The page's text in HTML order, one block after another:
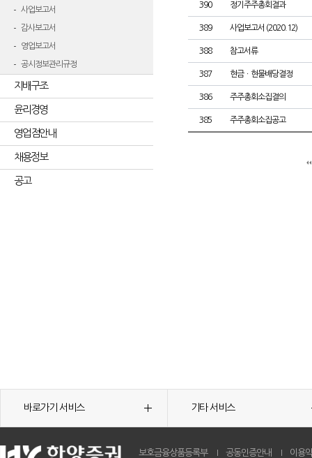
사업보고서
감사보고서
영업보고서
공시정보관리규정
지배구조
윤리경영
영업점안내
채용정보
공고
390 정기주주총회결과
389 사업보고서 (2020.12)
388 참고서류
387 현금ㆍ현물배당결정
386 주주총회소집결의
385 주주총회소집공고
바로가기 서비스 기타 서비스
보호금융상품등록부 공동인증안내 이용